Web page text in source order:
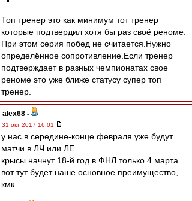
Топ тренер это как минимум тот тренер
которые подтвердил хотя бы раз своё реноме.
При этом серия побед не считается.Нужно
определённое сопротивление.Если тренер
подтверждает в разных чемпионатах свое
реноме это уже ближе статусу супер топ
тренер.
alex68 -
31 окт 2017 16:01
у нас в середине-конце февраля уже будут
матчи в ЛЧ или ЛЕ
крысы начнут 18-й год в ФНЛ только 4 марта
вот тут будет наше основное преимущество,
кмк